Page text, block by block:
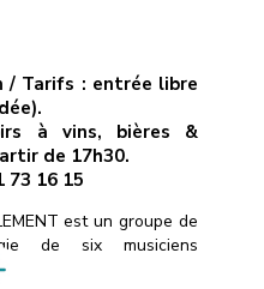
/ Tarifs : entrée libre
à vins, bières &
de 17h30.
73 16 15
est un groupe de
de six musiciens
auprès d’artistes